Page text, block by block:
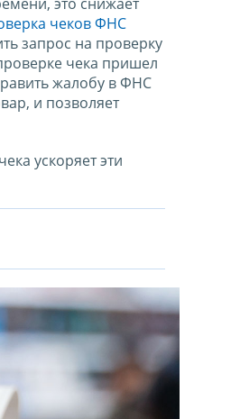
чеков ФНС
запрос на проверку
чека пришел
жалобу в ФНС
и позволяет
ускоряет эти